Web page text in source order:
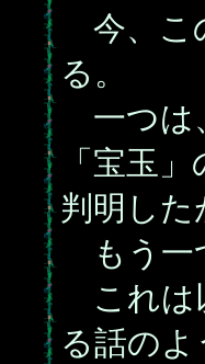
今、こ
る。
一つは
「宝玉
判明し
もう一
これは
る話の